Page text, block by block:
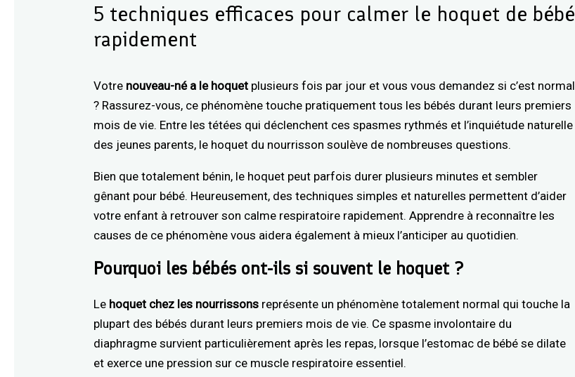
5 techniques efficaces pour calmer le hoquet de bébé
rapidement
Votre nouveau-né a le hoquet plusieurs fois par jour et vous vous demandez si c’est normal
? Rassurez-vous, ce phénomène touche pratiquement tous les bébés durant leurs premiers
mois de vie. Entre les tétées qui déclenchent ces spasmes rythmés et l’inquiétude naturelle
des jeunes parents, le hoquet du nourrisson soulève de nombreuses questions.
Bien que totalement bénin, le hoquet peut parfois durer plusieurs minutes et sembler
gênant pour bébé. Heureusement, des techniques simples et naturelles permettent d’aider
votre enfant à retrouver son calme respiratoire rapidement. Apprendre à reconnaître les
causes de ce phénomène vous aidera également à mieux l’anticiper au quotidien.
Pourquoi les bébés ont-ils si souvent le hoquet ?
Le hoquet chez les nourrissons représente un phénomène totalement normal qui touche la
plupart des bébés durant leurs premiers mois de vie. Ce spasme involontaire du
diaphragme survient particulièrement après les repas, lorsque l’estomac de bébé se dilate
et exerce une pression sur ce muscle respiratoire essentiel.